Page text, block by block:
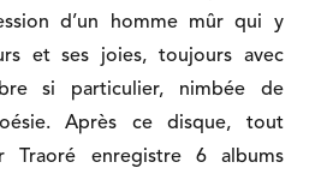
d’un homme mûr qui y
et ses joies, toujours avec
si particulier, nimbée de
Après ce disque, tout
Traoré enregistre 6 albums